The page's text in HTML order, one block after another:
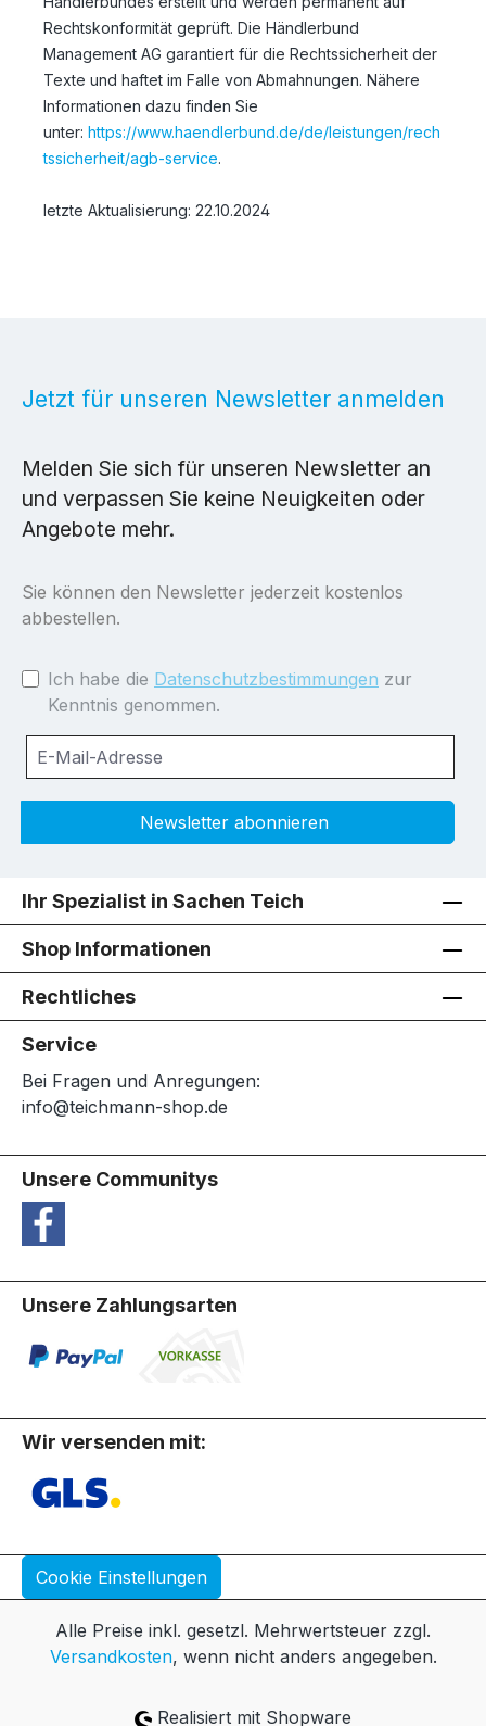
Rechtskonformität geprüft. Die Händlerbund
Management AG garantiert für die Rechtssicherheit der
Texte und haftet im Falle von Abmahnungen. Nähere
Informationen dazu finden Sie
unter: https://www.haendlerbund.de/de/leistungen/rech
tssicherheit/agb-service.
letzte Aktualisierung: 22.10.2024
Jetzt für unseren Newsletter anmelden
Melden Sie sich für unseren Newsletter an
und verpassen Sie keine Neuigkeiten oder
Angebote mehr.
Sie können den Newsletter jederzeit kostenlos
abbestellen.
Ich habe die Datenschutzbestimmungen zur
Kenntnis genommen.
Newsletter abonnieren
Ihr Spezialist in Sachen Teich
Shop Informationen
Rechtliches
Service
Bei Fragen und Anregungen:
info@teichmann-shop.de
Unsere Communitys
Unsere Zahlungsarten
Wir versenden mit:
Cookie Einstellungen
Alle Preise inkl. gesetzl. Mehrwertsteuer zzgl.
Versandkosten, wenn nicht anders angegeben.
Realisiert mit Shopware